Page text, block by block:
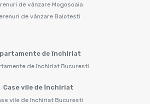
de vânzare Mogosoaia
de vânzare Balotesti
de închiriat
de închiriat Bucuresti
Case vile de închiriat
vile de închiriat Bucuresti